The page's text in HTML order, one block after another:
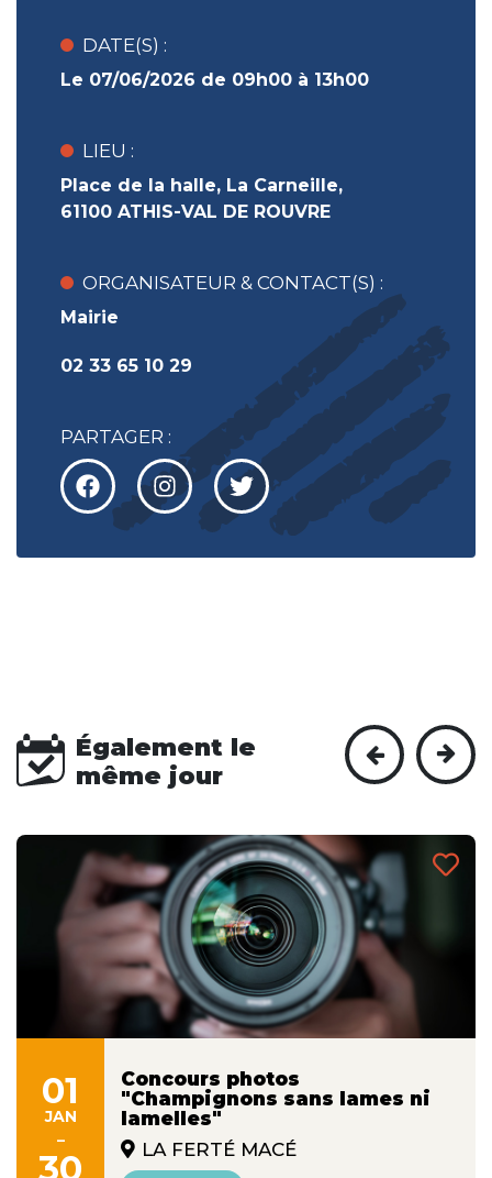
DATE(S) :
Le 07/06/2026 de 09h00 à 13h00
LIEU :
Place de la halle, La Carneille,
61100 ATHIS-VAL DE ROUVRE
ORGANISATEUR & CONTACT(S) :
Mairie
02 33 65 10 29
PARTAGER :
Également le
même jour
01
JAN
-
30
Concours photos
"Champignons sans lames ni
lamelles"
LA FERTÉ MACÉ